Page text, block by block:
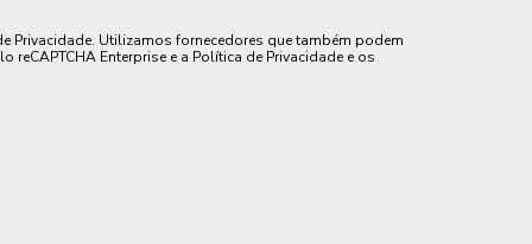
Privacidade. Utilizamos fornecedores que também podem
Enterprise e a Política de Privacidade e os